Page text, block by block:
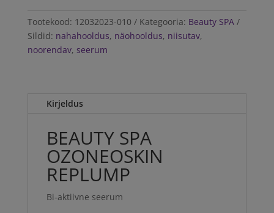
kogus
Tootekood: 12032023-010 Kategooria: Beauty SPA
Sildid: nahahooldus, näohooldus, niisutav,
noorendav, seerum
Kirjeldus
BEAUTY SPA
OZONEOSKIN
REPLUMP
Bi-aktiivne seerum